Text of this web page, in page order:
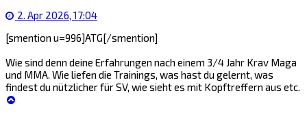
2. Apr 2026, 17:04
[smention u=996]ATG[/smention]
Wie sind denn deine Erfahrungen nach einem 3/4 Jahr Krav Maga
und MMA. Wie liefen die Trainings, was hast du gelernt, was
findest du nützlicher für SV, wie sieht es mit Kopftreffern aus etc.